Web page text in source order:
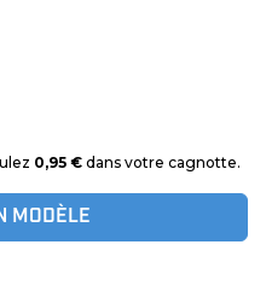
0,95 €dans votre cagnotte.
MODÈLE